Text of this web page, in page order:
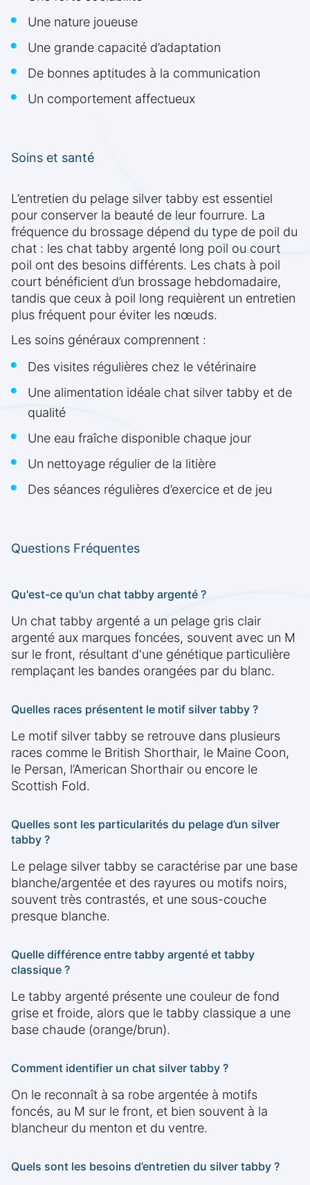
Une nature joueuse
Une grande capacité d’adaptation
De bonnes aptitudes à la communication
Un comportement affectueux
Soins et santé
L’entretien du pelage silver tabby est essentiel
pour conserver la beauté de leur fourrure. La
fréquence du brossage dépend du type de poil du
chat : les chat tabby argenté long poil ou court
poil ont des besoins différents. Les chats à poil
court bénéficient d’un brossage hebdomadaire,
tandis que ceux à poil long requièrent un entretien
plus fréquent pour éviter les nœuds.
Les soins généraux comprennent :
Des visites régulières chez le vétérinaire
Une alimentation idéale chat silver tabby et de
qualité
Une eau fraîche disponible chaque jour
Un nettoyage régulier de la litière
Des séances régulières d’exercice et de jeu
Questions Fréquentes
Qu'est-ce qu'un chat tabby argenté ?
Un chat tabby argenté a un pelage gris clair
argenté aux marques foncées, souvent avec un M
sur le front, résultant d'une génétique particulière
remplaçant les bandes orangées par du blanc.
Quelles races présentent le motif silver tabby ?
Le motif silver tabby se retrouve dans plusieurs
races comme le British Shorthair, le Maine Coon,
le Persan, l’American Shorthair ou encore le
Scottish Fold.
Quelles sont les particularités du pelage d’un silver
tabby ?
Le pelage silver tabby se caractérise par une base
blanche/argentée et des rayures ou motifs noirs,
souvent très contrastés, et une sous-couche
presque blanche.
Quelle différence entre tabby argenté et tabby
classique ?
Le tabby argenté présente une couleur de fond
grise et froide, alors que le tabby classique a une
base chaude (orange/brun).
Comment identifier un chat silver tabby ?
On le reconnaît à sa robe argentée à motifs
foncés, au M sur le front, et bien souvent à la
blancheur du menton et du ventre.
Quels sont les besoins d’entretien du silver tabby ?